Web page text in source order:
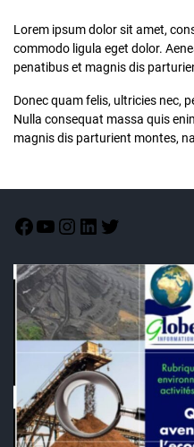
Lorem ipsum dolor sit amet,
commodo ligula eget dolor.
penatibus et magnis dis
Donec quam felis, ultricies nec,
Nulla consequat massa quis
magnis dis parturient montes,